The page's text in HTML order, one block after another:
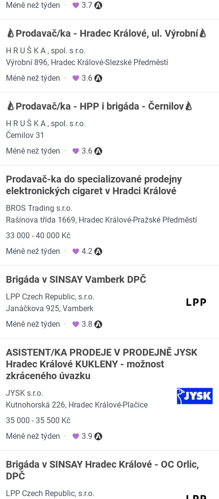
Méně než týden · 3.7
🍐Prodavač/ka - Hradec Králové, ul. Výrobní🍐
H R U Š K A , spol. s r.o.
Výrobní 896, Hradec Králové-Slezské Předměstí
Méně než týden · 3.6
🍐Prodavač/ka - HPP i brigáda - Černilov🍐
H R U Š K A , spol. s r.o.
Černilov 31
Méně než týden · 3.6
Prodavač-ka do specializované prodejny
elektronických cigaret v Hradci Králové
BROS Trading s.r.o.
Rašínova třída 1669, Hradec Králové-Pražské Předměstí
33 000 - 40 000 Kč
Méně než týden · 4.2
Brigáda v SINSAY Vamberk DPČ
LPP Czech Republic, s.r.o.
Janáčkova 925, Vamberk
Méně než týden · 3.8
ASISTENT/KA PRODEJE V PRODEJNĚ JYSK
Hradec Králové KUKLENY - možnost
zkráceného úvazku
JYSK s.r.o.
Kutnohorská 226, Hradec Králové-Plačice
35 000 - 35 500 Kč
Méně než týden · 3.9
Brigáda v SINSAY Hradec Králové - OC Orlic,
DPČ
LPP Czech Republic, s.r.o.